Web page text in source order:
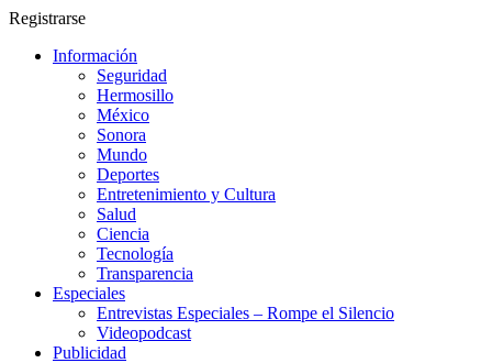
Registrarse
Información
Seguridad
Hermosillo
México
Sonora
Mundo
Deportes
Entretenimiento y Cultura
Salud
Ciencia
Tecnología
Transparencia
Especiales
Entrevistas Especiales – Rompe el Silencio
Videopodcast
Publicidad